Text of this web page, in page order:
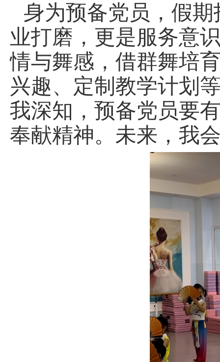
身为预备党员，假
业打磨，更是服务意
情与舞感，借群舞培
兴趣、定制教学计划
我深知，预备党员要
奉献精神。未来，我